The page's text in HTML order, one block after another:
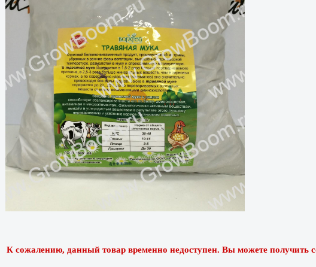
К сожалению, данный товар временно недоступен. Вы можете получить